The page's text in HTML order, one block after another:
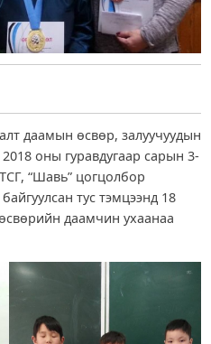
даамын өсвөр, залуучуудын
оны гуравдугаар сарын 3-
“Шавь” цогцолбор
тус тэмцээнд 18
даамчин ухаанаа